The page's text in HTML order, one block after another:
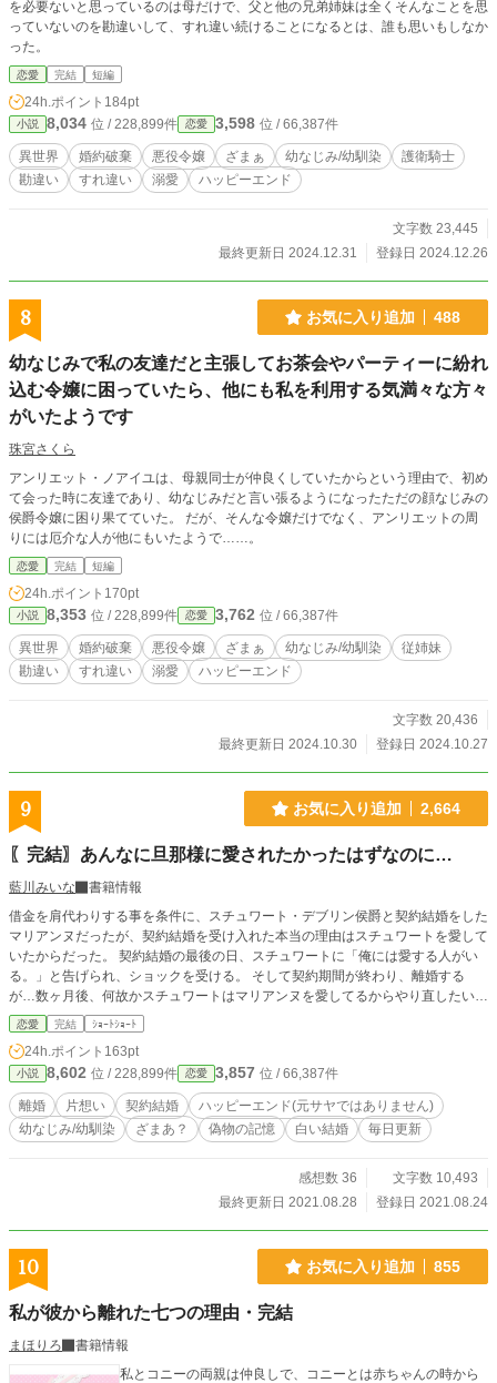
を必要ないと思っているのは母だけで、父と他の兄弟姉妹は全くそんなことを思
っていないのを勘違いして、すれ違い続けることになるとは、誰も思いもしなか
った。
恋愛 完結 短編
24h.ポイント 184pt
小説 8,034 位 / 228,899件 恋愛 3,598 位 / 66,387件
異世界 婚約破棄 悪役令嬢 ざまぁ 幼なじみ/幼馴染
護衛騎士
勘違い
すれ違い 溺愛 ハッピーエンド
文字数 23,445
最終更新日 2024.12.31
登録日 2024.12.26
8 お気に入り追加 488
幼なじみで私の友達だと主張してお茶会やパーティーに紛れ
込む令嬢に困っていたら、他にも私を利用する気満々な方々
がいたようです
珠宮さくら
アンリエット・ノアイユは、母親同士が仲良くしていたからという理由で、初め
て会った時に友達であり、幼なじみだと言い張るようになったただの顔なじみの
侯爵令嬢に困り果てていた。 だが、そんな令嬢だけでなく、アンリエットの周
りには厄介な人が他にもいたようで……。
恋愛 完結 短編
24h.ポイント 170pt
小説 8,353 位 / 228,899件 恋愛 3,762 位 / 66,387件
異世界 婚約破棄 悪役令嬢 ざまぁ 幼なじみ/幼馴染
従姉妹
勘違い
すれ違い 溺愛 ハッピーエンド
文字数 20,436
最終更新日 2024.10.30
登録日 2024.10.27
9 お気に入り追加 2,664
〖完結〗あんなに旦那様に愛されたかったはずなのに…
藍川みいな
書籍情報
借金を肩代わりする事を条件に、スチュワート・デブリン侯爵と契約結婚をした
マリアンヌだったが、契約結婚を受け入れた本当の理由はスチュワートを愛して
いたからだった。 契約結婚の最後の日、スチュワートに「俺には愛する人がい
る。」と告げられ、ショックを受ける。 そして契約期間が終わり、離婚する
が…数ヶ月後、何故かスチュワートはマリアンヌを愛してるからやり直したいと
言ってきた。 設定はゆるゆるの、架空の世界のお話です。 全9話で完結になり
ます。
恋愛 完結 ｼｮｰﾄｼｮｰﾄ
24h.ポイント 163pt
小説 8,602 位 / 228,899件 恋愛 3,857 位 / 66,387件
離婚 片想い 契約結婚
ハッピーエンド(元サヤではありません)
幼なじみ/幼馴染
ざまあ？ 偽物の記憶 白い結婚 毎日更新
感想数 36
文字数 10,493
最終更新日 2021.08.28
登録日 2021.08.24
10 お気に入り追加 855
私が彼から離れた七つの理由・完結
まほりろ
書籍情報
私とコニーの両親は仲良しで、コニーとは赤ちゃんの時から